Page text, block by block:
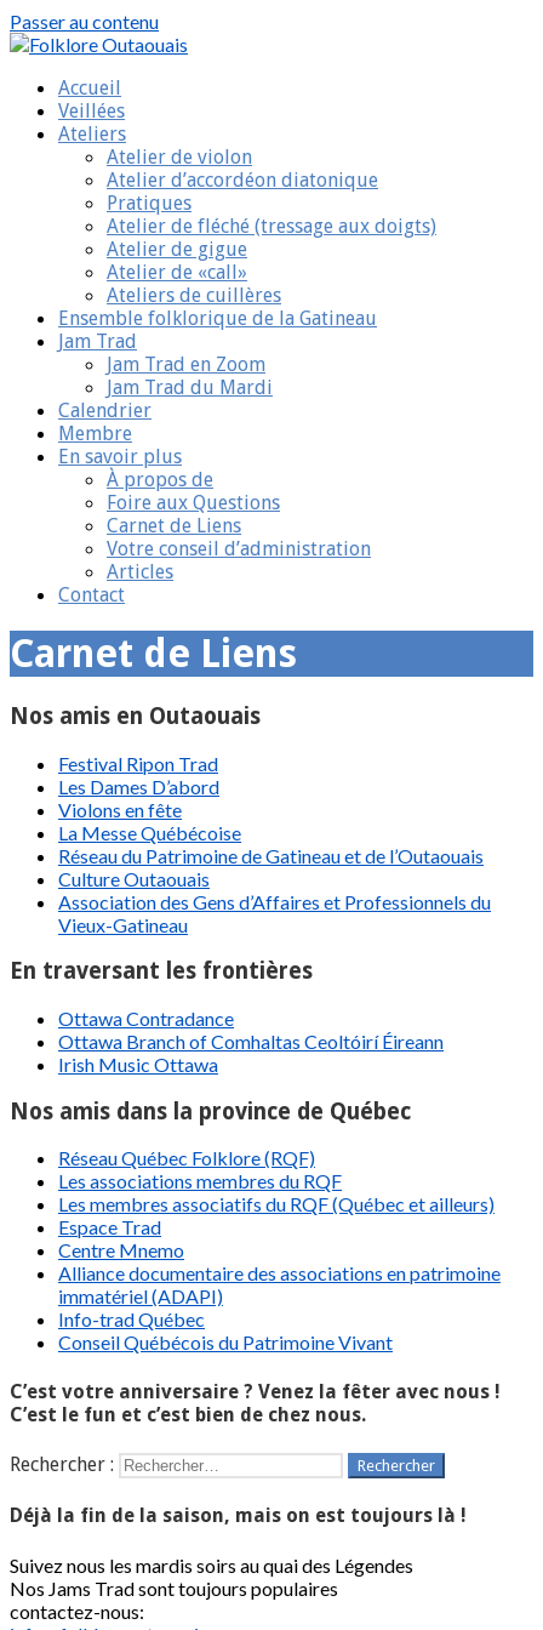
Passer au contenu
Accueil
Veillées
Ateliers
Atelier de violon
Atelier d’accordéon diatonique
Pratiques
Atelier de fléché (tressage aux doigts)
Atelier de gigue
Atelier de «call»
Ateliers de cuillères
Ensemble folklorique de la Gatineau
Jam Trad
Jam Trad en Zoom
Jam Trad du Mardi
Calendrier
Membre
En savoir plus
À propos de
Foire aux Questions
Carnet de Liens
Votre conseil d’administration
Articles
Contact
Carnet de Liens
Nos amis en Outaouais
Festival Ripon Trad
Les Dames D’abord
Violons en fête
La Messe Québécoise
Réseau du Patrimoine de Gatineau et de l’Outaouais
Culture Outaouais
Association des Gens d’Affaires et Professionnels du
Vieux-Gatineau
En traversant les frontières
Ottawa Contradance
Ottawa Branch of Comhaltas Ceoltóirí Éireann
Irish Music Ottawa
Nos amis dans la province de Québec
Réseau Québec Folklore (RQF)
Les associations membres du RQF
Les membres associatifs du RQF (Québec et ailleurs)
Espace Trad
Centre Mnemo
Alliance documentaire des associations en patrimoine
immatériel (ADAPI)
Info-trad Québec
Conseil Québécois du Patrimoine Vivant
C’est votre anniversaire ? Venez la fêter avec nous !
C’est le fun et c’est bien de chez nous.
Rechercher :
Déjà la fin de la saison, mais on est toujours là !
Suivez nous les mardis soirs au quai des Légendes
Nos Jams Trad sont toujours populaires
contactez-nous: